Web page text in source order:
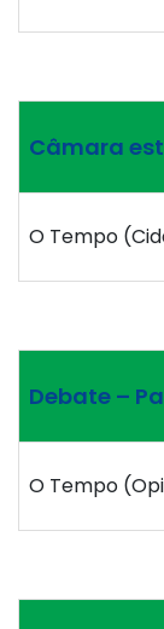
Câmara
O Tempo
Debate –
O Tempo